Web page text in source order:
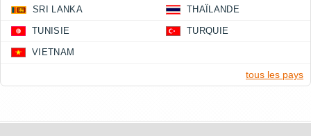
SRI LANKA THAÏLANDE
TUNISIE TURQUIE
VIETNAM
tous les pays